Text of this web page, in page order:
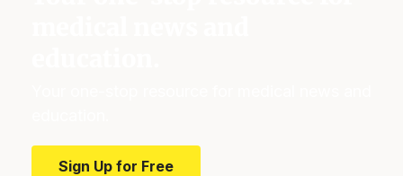
Sign Up for Free